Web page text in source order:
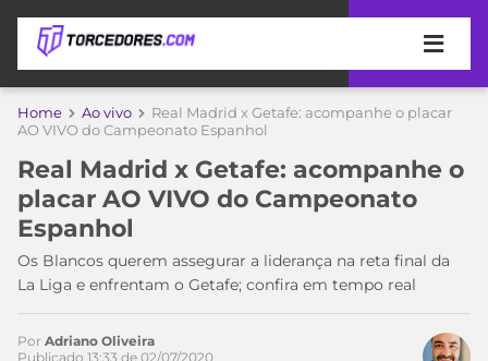
APOSTAS
DE
APOSTA
MELHORES
SITES
DE
APOSTAS
2026
COPA
DO
MUNDO
TIMES
Home Ao vivo
Real Madrid x Getafe: acompanhe o placar
AO VIVO do Campeonato Espanhol
Real Madrid x Getafe: acompanhe o
placar AO VIVO do Campeonato
Espanhol
Os Blancos querem assegurar a liderança na reta final da
La Liga e enfrentam o Getafe; confira em tempo real
Por Adriano Oliveira
Publicado 13:33 de 02/07/2020